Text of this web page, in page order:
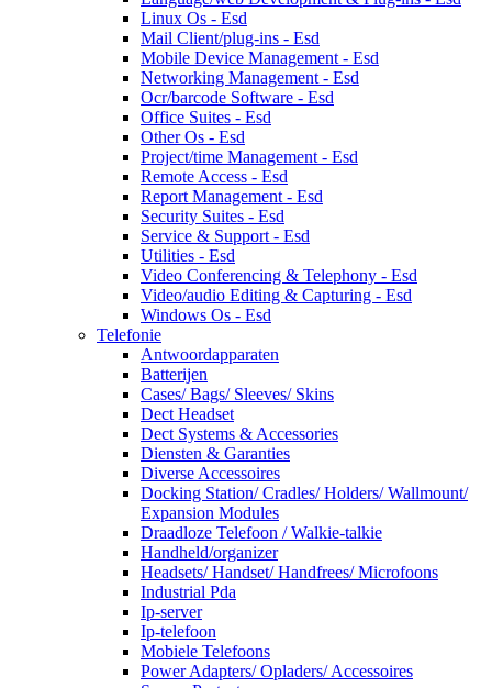
Linux Os - Esd
Mail Client/plug-ins - Esd
Mobile Device Management - Esd
Networking Management - Esd
Ocr/barcode Software - Esd
Office Suites - Esd
Other Os - Esd
Project/time Management - Esd
Remote Access - Esd
Report Management - Esd
Security Suites - Esd
Service & Support - Esd
Utilities - Esd
Video Conferencing & Telephony - Esd
Video/audio Editing & Capturing - Esd
Windows Os - Esd
Telefonie
Antwoordapparaten
Batterijen
Cases/ Bags/ Sleeves/ Skins
Dect Headset
Dect Systems & Accessories
Diensten & Garanties
Diverse Accessoires
Docking Station/ Cradles/ Holders/ Wallmount/
Expansion Modules
Draadloze Telefoon / Walkie-talkie
Handheld/organizer
Headsets/ Handset/ Handfrees/ Microfoons
Industrial Pda
Ip-server
Ip-telefoon
Mobiele Telefoons
Power Adapters/ Opladers/ Accessoires